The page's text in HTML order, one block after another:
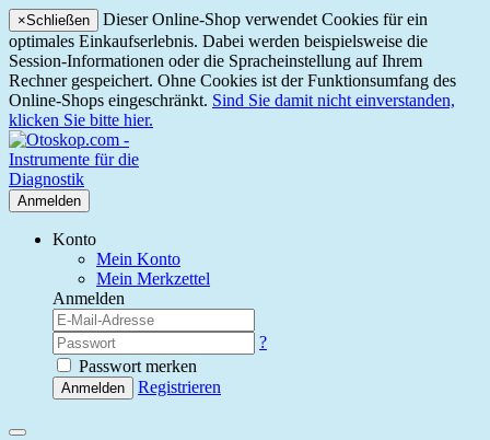
×Schließen
Dieser Online-Shop verwendet Cookies für ein
optimales Einkaufserlebnis. Dabei werden beispielsweise die
Session-Informationen oder die Spracheinstellung auf Ihrem
Rechner gespeichert. Ohne Cookies ist der Funktionsumfang des
Online-Shops eingeschränkt. Sind Sie damit nicht einverstanden,
klicken Sie bitte hier.
Anmelden
Konto
Mein Konto
Mein Merkzettel
Anmelden
?
Passwort merken
Anmelden Registrieren